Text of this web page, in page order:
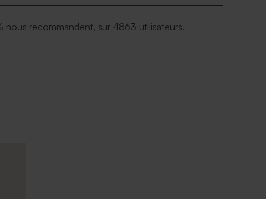
nous recommandent, sur 4863 utilisateurs.